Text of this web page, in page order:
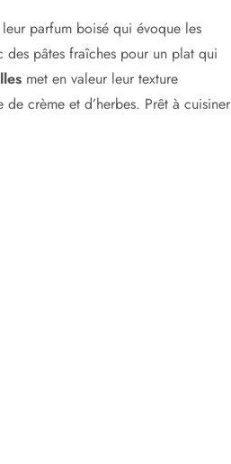
parfum boisé qui évoque les
des pâtes fraîches pour un plat qui
met en valeur leur texture
crème et d’herbes. Prêt à cuisiner